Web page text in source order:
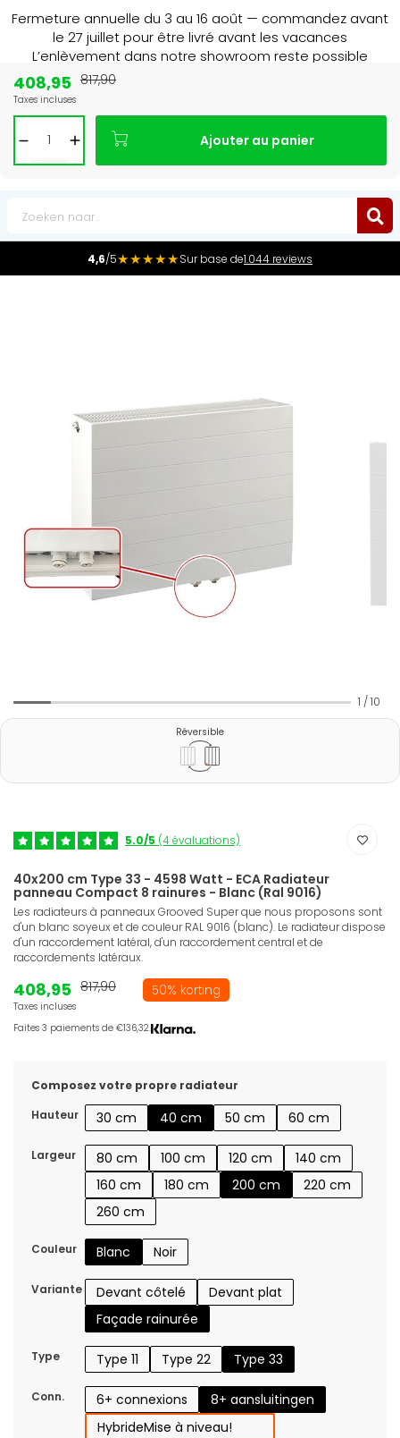
Fermeture annuelle du 3 au 16 août — commandez avant
le 27 juillet pour être livré avant les vacances
L’enlèvement dans notre showroom reste possible
jusqu’au 1er août à 16 h 30.
4,6/5★★★★★Sur base de1.044 reviews
1 / 10
Réversible
5.0/5 (4 évaluations)
40x200 cm Type 33 - 4598 Watt - ECA Radiateur
panneau Compact 8 rainures - Blanc (Ral 9016)
Les radiateurs à panneaux Grooved Super que nous proposons sont
d'un blanc soyeux et de couleur RAL 9016 (blanc). Le radiateur dispose
d'un raccordement latéral, d'un raccordement central et de
raccordements latéraux.
408,95
Taxes incluses
817,90 50% korting
Faites 3 paiements de €136,32.
Composez votre propre radiateur
Hauteur
30 cm 40 cm 50 cm 60 cm
Largeur 80 cm 100 cm 120 cm
140 cm
160 cm
180 cm 200 cm
220 cm
260 cm
Couleur Blanc Noir
Variante Devant côtelé
Devant plat
Façade rainurée
Type Type 11 Type 22 Type 33
Conn. 6+ connexions
8+ aansluitingen
HybrideMise à niveau!
408,95
Taxes incluses
817,90
Ajouter au panier